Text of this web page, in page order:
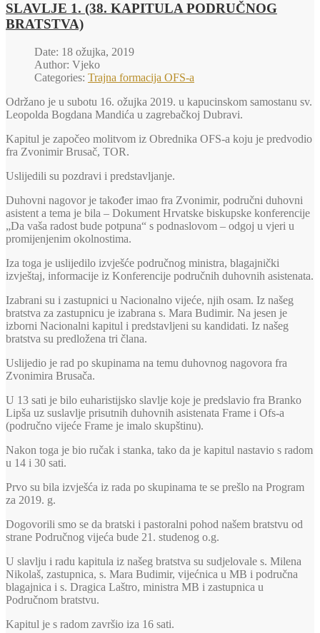
SLAVLJE 1. (38. KAPITULA PODRUČNOG
BRATSTVA)
Date: 18 ožujka, 2019
Author: Vjeko
Categories: Trajna formacija OFS-a
Održano je u subotu 16. ožujka 2019. u kapucinskom samostanu sv.
Leopolda Bogdana Mandića u zagrebačkoj Dubravi.
Kapitul je započeo molitvom iz Obrednika OFS-a koju je predvodio
fra Zvonimir Brusač, TOR.
Uslijedili su pozdravi i predstavljanje.
Duhovni nagovor je također imao fra Zvonimir, područni duhovni
asistent a tema je bila – Dokument Hrvatske biskupske konferencije
„Da vaša radost bude potpuna“ s podnaslovom – odgoj u vjeri u
promijenjenim okolnostima.
Iza toga je uslijedilo izvješće područnog ministra, blagajnički
izvještaj, informacije iz Konferencije područnih duhovnih asistenata.
Izabrani su i zastupnici u Nacionalno vijeće, njih osam. Iz našeg
bratstva za zastupnicu je izabrana s. Mara Budimir. Na jesen je
izborni Nacionalni kapitul i predstavljeni su kandidati. Iz našeg
bratstva su predložena tri člana.
Uslijedio je rad po skupinama na temu duhovnog nagovora fra
Zvonimira Brusača.
U 13 sati je bilo euharistijsko slavlje koje je predslavio fra Branko
Lipša uz suslavlje prisutnih duhovnih asistenata Frame i Ofs-a
(područno vijeće Frame je imalo skupštinu).
Nakon toga je bio ručak i stanka, tako da je kapitul nastavio s radom
u 14 i 30 sati.
Prvo su bila izvješća iz rada po skupinama te se prešlo na Program
za 2019. g.
Dogovorili smo se da bratski i pastoralni pohod našem bratstvu od
strane Područnog vijeća bude 21. studenog o.g.
U slavlju i radu kapitula iz našeg bratstva su sudjelovale s. Milena
Nikolaš, zastupnica, s. Mara Budimir, vijećnica u MB i područna
blagajnica i s. Dragica Laštro, ministra MB i zastupnica u
Područnom bratstvu.
Kapitul je s radom završio iza 16 sati.